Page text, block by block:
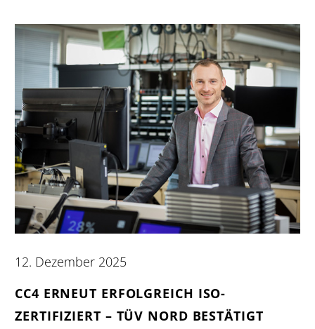
CC4 ERNEUT ERFOLGREICH ISO-
ZERTIFIZIERT – TÜV NORD BESTÄTIGT
12. Dezember 2025